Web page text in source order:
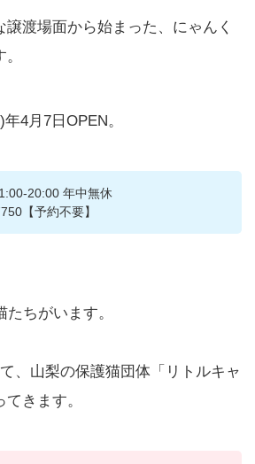
譲渡場面から始まった、にゃんく
4月7日OPEN。
20:00 年中無休
【予約不要】
ちがいます。
、山梨の保護猫団体「リトルキャ
きます。